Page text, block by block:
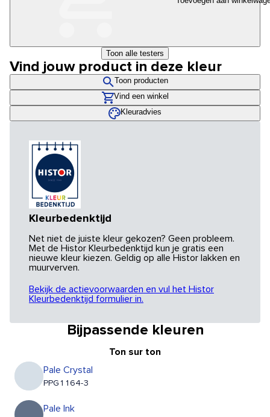
Toon alle testers
Vind jouw product in deze kleur
Toon producten
Vind een winkel
Kleuradvies
Kleurbedenktijd
Net niet de juiste kleur gekozen? Geen probleem.
Met de Histor Kleurbedenktijd kun je gratis een
nieuwe kleur kiezen. Geldig op alle Histor lakken en
muurverven.
Bekijk de actievoorwaarden en vul het Histor
Kleurbedenktijd formulier in.
Bijpassende kleuren
Ton sur ton
Pale Crystal
PPG1164-3
Pale Ink